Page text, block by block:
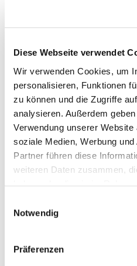
Diese Webseite verwendet
Wir verwenden Cookies, um
personalisieren, Funktionen
zu können und die Zugriffe
analysieren. Außerdem
Verwendung unserer
soziale Medien, Werbung
Partner führen diese
weiteren Daten zusammen,
Notwendig
Präferenzen
Dies